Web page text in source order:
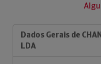
Dados Gerais de
LDA